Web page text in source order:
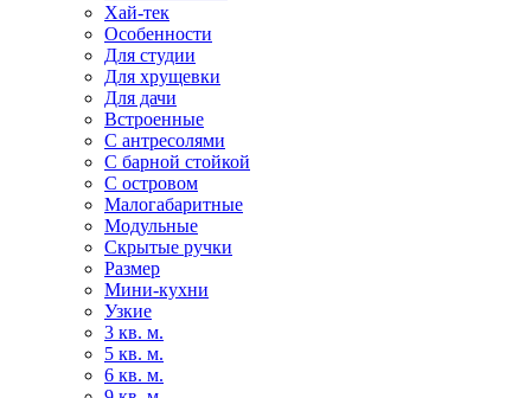
Хай-тек
Особенности
Для студии
Для хрущевки
Для дачи
Встроенные
С антресолями
С барной стойкой
С островом
Малогабаритные
Модульные
Скрытые ручки
Размер
Мини-кухни
Узкие
3 кв. м.
5 кв. м.
6 кв. м.